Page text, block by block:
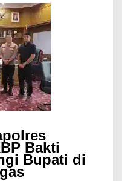
Bakti
Bupati di